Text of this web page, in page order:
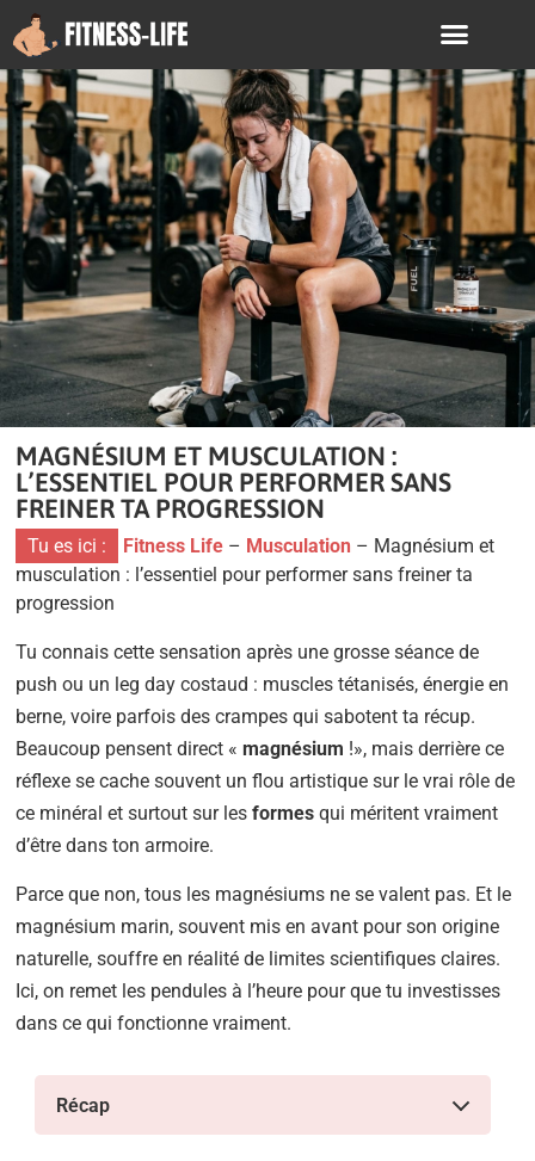
MAGNÉSIUM ET MUSCULATION :
L’ESSENTIEL POUR PERFORMER SANS
FREINER TA PROGRESSION
Tu es ici : Fitness Life – Musculation – Magnésium et
musculation : l’essentiel pour performer sans freiner ta
progression
Tu connais cette sensation après une grosse séance de
push ou un leg day costaud : muscles tétanisés, énergie en
berne, voire parfois des crampes qui sabotent ta récup.
Beaucoup pensent direct «magnésium !», mais derrière ce
réflexe se cache souvent un flou artistique sur le vrai rôle de
ce minéral et surtout sur lesformes qui méritent vraiment
d’être dans ton armoire.
Parce que non, tous les magnésiums ne se valent pas. Et le
magnésium marin, souvent mis en avant pour son origine
naturelle, souffre en réalité de limites scientifiques claires.
Ici, on remet les pendules à l’heure pour que tu investisses
dans ce qui fonctionne vraiment.
Récap